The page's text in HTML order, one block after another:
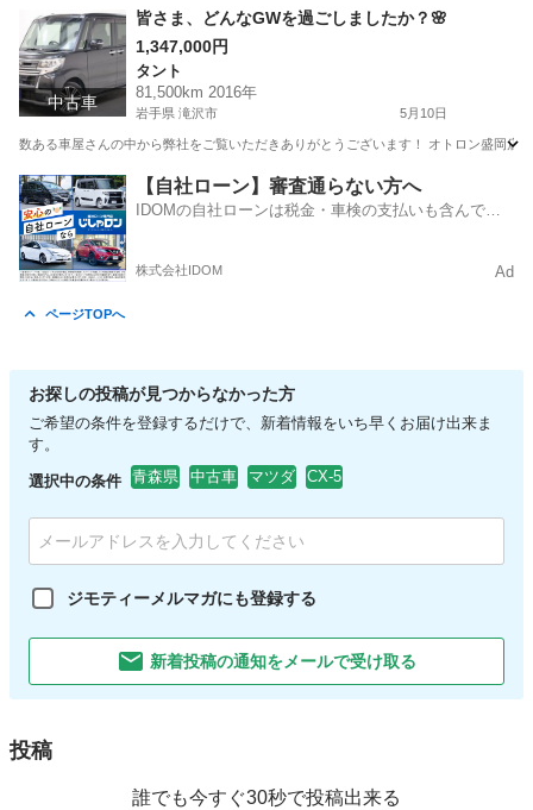
プリウス オトロン
中古車
皆さま、どんなGWを過ごしましたか？🌸
1,347,000円
タント
81,500km 2016年
岩手県 滝沢市 5月10日
数ある車屋さんの中から弊社をご覧いただきありがとうございます！ オトロン盛岡店
岩手 滝沢市 タント オトロン
【自社ローン】審査通らない方へ
IDOMの自社ローンは税金・車検の支払いも含んでい
株式会社IDOM Ad
ページTOPへ
お探しの投稿が見つからなかった方
ご希望の条件を登録するだけで、新着情報をいち早くお届け出来ま
す。
選択中の条件 青森県 中古車 マツダ CX-5
ジモティーメルマガにも登録する
新着投稿の通知をメールで受け取る
投稿
誰でも今すぐ30秒で投稿出来る